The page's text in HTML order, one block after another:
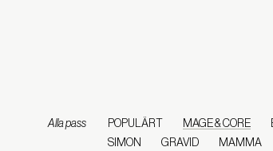
Alla pass POPULÄRT MAGE & CORE
SIMON
GRAVID MAMMA